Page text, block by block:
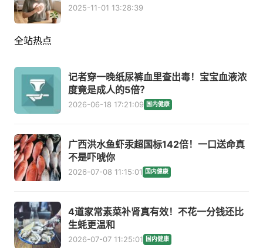
2025-11-01 13:28:39
全站热点
记者穿一晚纸尿裤血里查出毒！宝宝血液浓
度竟是成人的5倍？
2026-06-18 17:21:09 国内健康
广西洪水鱼虾汞超国标142倍！一口送命真
不是吓唬你
2026-07-08 11:15:01 国内健康
4道家常素菜补肾真有效！不花一分钱还比
生蚝更温和
2026-07-07 11:25:01 国内健康